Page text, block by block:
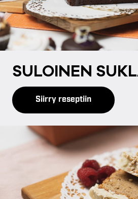
SU­LOI­NEN
Siirry reseptiin